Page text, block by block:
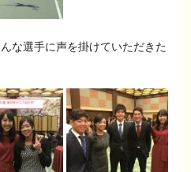
な選手に声を掛けていただきた